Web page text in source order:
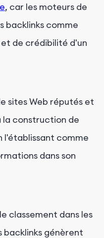
, car les moteurs de
backlinks comme
de crédibilité d'un
sites Web réputés et
construction de
l'établissant comme
dans son
classement dans les
backlinks génèrent